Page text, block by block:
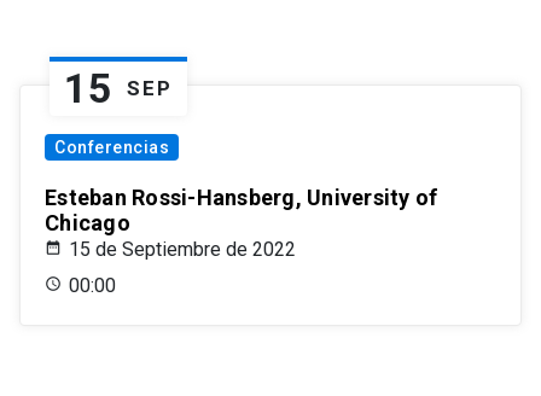
15 SEP
Conferencias
Esteban Rossi-Hansberg, University of
Chicago
15 de Septiembre de 2022
00:00